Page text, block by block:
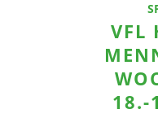
VFL
18.-